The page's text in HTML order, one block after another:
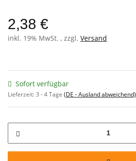
2,38 €
inkl. 19% MwSt. , zzgl. Versand
Sofort verfügbar
Lieferzeit:3 - 4 Tage (DE - Ausland abweichend)